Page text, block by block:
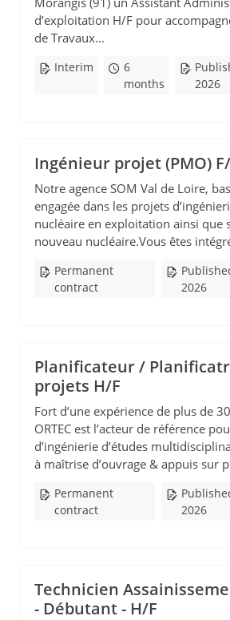
d’exploitation H/F pour
de Travaux...
Interim
6
months
2026
Ingénieur projet (PMO)
Notre agence SOM Val de Loire,
engagée dans les projets
nucléaire en exploitation ainsi que
nouveau nucléaire.Vous êtes
Permanent
contract
2026
Planificateur /
projets H/F
Fort d’une expérience de plus de
ORTEC est l’acteur de référence
d’ingénierie d’études
à maîtrise d’ouvrage & appuis sur
Permanent
contract
2026
Technicien
- Débutant - H/F